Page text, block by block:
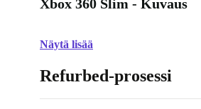
Xbox 360 Slim - Kuvaus
Näytä lisää
Refurbed-prosessi